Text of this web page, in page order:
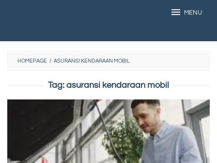
MENU
HOMEPAGE / ASURANSI KENDARAAN MOBIL
Tag: asuransi kendaraan mobil